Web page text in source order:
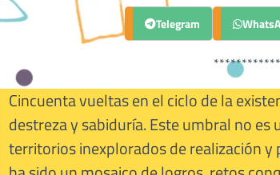
Telegram
Cincuenta vueltas en el ciclo de la
destreza y sabiduría. Este umbral no
territorios inexplorados de realización